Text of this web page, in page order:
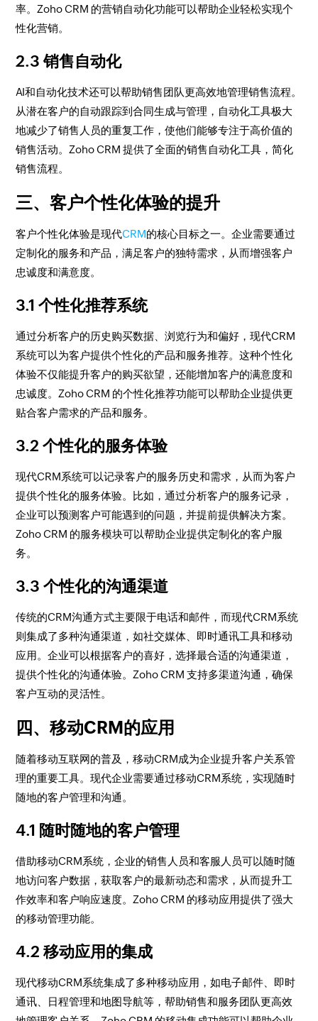
率。Zoho CRM 的营销自动化功能可以帮助企业轻松实现个
性化营销。
2.3 销售自动化
AI和自动化技术还可以帮助销售团队更高效地管理销售流程。
从潜在客户的自动跟踪到合同生成与管理，自动化工具极大
地减少了销售人员的重复工作，使他们能够专注于高价值的
销售活动。Zoho CRM 提供了全面的销售自动化工具，简化
销售流程。
三、客户个性化体验的提升
客户个性化体验是现代CRM的核心目标之一。企业需要通过
定制化的服务和产品，满足客户的独特需求，从而增强客户
忠诚度和满意度。
3.1 个性化推荐系统
通过分析客户的历史购买数据、浏览行为和偏好，现代CRM
系统可以为客户提供个性化的产品和服务推荐。这种个性化
体验不仅能提升客户的购买欲望，还能增加客户的满意度和
忠诚度。Zoho CRM 的个性化推荐功能可以帮助企业提供更
贴合客户需求的产品和服务。
3.2 个性化的服务体验
现代CRM系统可以记录客户的服务历史和需求，从而为客户
提供个性化的服务体验。比如，通过分析客户的服务记录，
企业可以预测客户可能遇到的问题，并提前提供解决方案。
Zoho CRM 的服务模块可以帮助企业提供定制化的客户服
务。
3.3 个性化的沟通渠道
传统的CRM沟通方式主要限于电话和邮件，而现代CRM系统
则集成了多种沟通渠道，如社交媒体、即时通讯工具和移动
应用。企业可以根据客户的喜好，选择最合适的沟通渠道，
提供个性化的沟通体验。Zoho CRM 支持多渠道沟通，确保
客户互动的灵活性。
四、移动CRM的应用
随着移动互联网的普及，移动CRM成为企业提升客户关系管
理的重要工具。现代企业需要通过移动CRM系统，实现随时
随地的客户管理和沟通。
4.1 随时随地的客户管理
借助移动CRM系统，企业的销售人员和客服人员可以随时随
地访问客户数据，获取客户的最新动态和需求，从而提升工
作效率和客户响应速度。Zoho CRM 的移动应用提供了强大
的移动管理功能。
4.2 移动应用的集成
现代移动CRM系统集成了多种移动应用，如电子邮件、即时
通讯、日程管理和地图导航等，帮助销售和服务团队更高效